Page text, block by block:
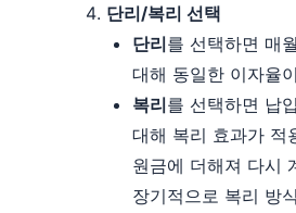
단리/복리 선택
단리를 선택하면 매
대해 동일한 이자율
복리를 선택하면 납
대해 복리 효과가 적
원금에 더해져 다시
장기적으로 복리 방